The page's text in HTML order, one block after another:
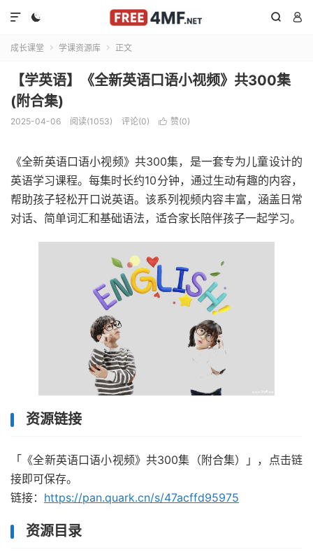
  

成长课堂  学课资源库  正文
【学英语】《全新英语口语小视频》共300集
(附合集)
2025-04-06 阅读(1053) 评论(0)  赞(0)
《全新英语口语小视频》共300集，是一套专为儿童设计的
英语学习课程。每集时长约10分钟，通过生动有趣的内容，
帮助孩子轻松开口说英语。该系列视频内容丰富，涵盖日常
对话、简单词汇和基础语法，适合家长陪伴孩子一起学习。
资源链接
「《全新英语口语小视频》共300集（附合集）」，点击链
接即可保存。
链接： https://pan.quark.cn/s/47acffd95975
资源目录